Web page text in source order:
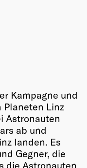
Kampagne und
Planeten Linz
Astronauten
ab und
landen. Es
Gegner, die
die Astronauten